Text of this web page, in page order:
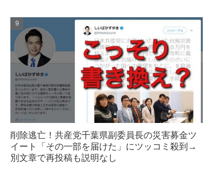
削除逃亡！共産党千葉県副委員長の災害募金ツ
イート「その一部を届けた」にツッコミ殺到→
別文章で再投稿も説明なし